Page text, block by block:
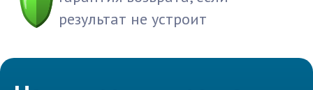
результат не устроит